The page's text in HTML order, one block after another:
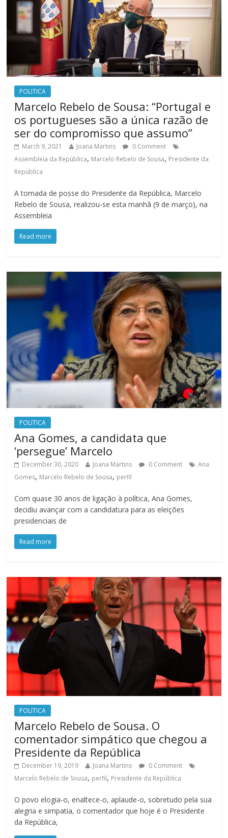
POLITICA
Marcelo Rebelo de Sousa: “Portugal e
os portugueses são a única razão de
ser do compromisso que assumo”
March 9, 2021 Joana Martins
0 Comment
Assembleia da República, Marcelo Rebelo de Sousa, Presidente da
República
A tomada de posse do Presidente da República, Marcelo
Rebelo de Sousa, realizou-se esta manhã (9 de março), na
Assembleia
Read more
POLITICA
Ana Gomes, a candidata que
‘persegue’ Marcelo
December 30, 2020 Joana Martins 0 Comment
Ana
Gomes, Marcelo Rebelo de Sousa, perfil
Com quase 30 anos de ligação à política, Ana Gomes,
decidiu avançar com a candidatura para as eleições
presidenciais de
Read more
POLITICA
Marcelo Rebelo de Sousa. O
comentador simpático que chegou a
Presidente da República
December 19, 2019 Joana Martins
0 Comment
Marcelo Rebelo de Sousa, perfil, Presidente da República
O povo elogia-o, enaltece-o, aplaude-o, sobretudo pela sua
alegria e simpatia, o comentador que hoje é o Presidente
da República,